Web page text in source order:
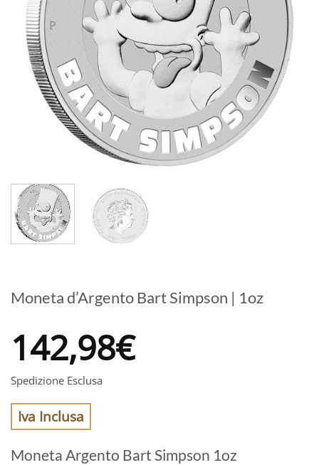
Moneta d’Argento Bart Simpson | 1oz
142,98€
Spedizione Esclusa
Iva Inclusa
Moneta Argento Bart Simpson 1oz